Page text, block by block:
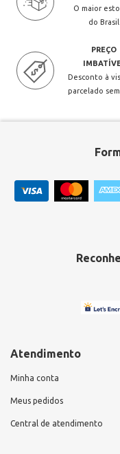
O maior
do Brasil
PREÇO
Desconto à
parcelado
Atendimento
Minha conta
Meus pedidos
Central de atendimento